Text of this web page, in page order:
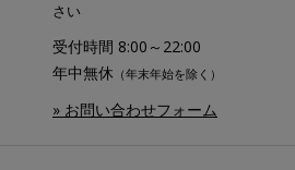
さい
受付時間 8:00～22:00
年中無休 （年末年始を除く）
» お問い合わせフォーム